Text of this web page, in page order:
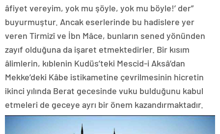
âfiyet vereyim, yok mu şöyle, yok mu böyle!’ der”
buyurmuştur. Ancak eserlerinde bu hadislere yer
veren Tirmizî ve İbn Mâce, bunların sened yönünden
zayıf olduğuna da işaret etmektedirler. Bir kısım
âlimlerin, kıblenin Kudüs’teki Mescid-i Aksâ’dan
Mekke’deki Kâbe istikametine çevrilmesinin hicretin
ikinci yılında Berat gecesinde vuku bulduğunu kabul
etmeleri de geceye ayrı bir önem kazandırmaktadır.